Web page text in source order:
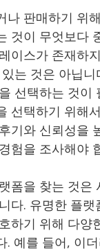
나 판매하기 위
것이 무엇보다
이스가 존재하
는 것은 아닙니
선택하는 것이
선택하기 위해
기와 신뢰성을
험을 조사해야
폼을 찾는 것은
다. 유명한 플랫
하기 위해 다양
. 예를 들어, 이